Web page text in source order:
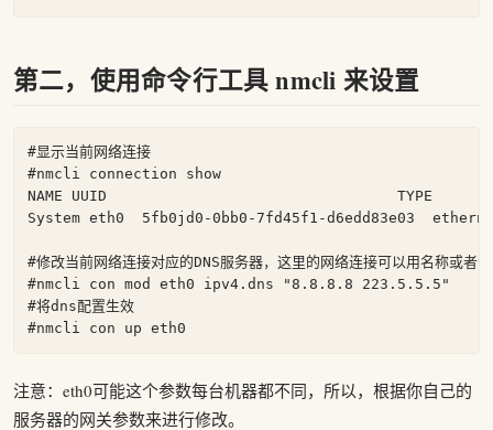
第二，使用命令行工具 nmcli 来设置
#
#nmcli connection show
NAME UUID                                 TYPE
#
#nmcli con mod eth0 ipv4.dns
"8.8.8.8 223.5.5.5"
#将dns配置生效
注意：eth0可能这个参数每台机器都不同，所以，根据你自己的
服务器的网关参数来进行修改。